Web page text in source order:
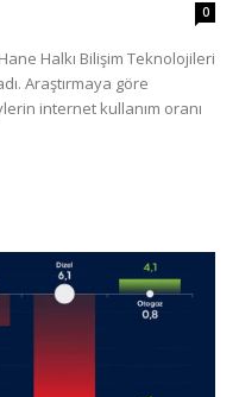
0
Halkı Bilişim Teknolojileri
Araştırmaya göre
internet kullanım oranı